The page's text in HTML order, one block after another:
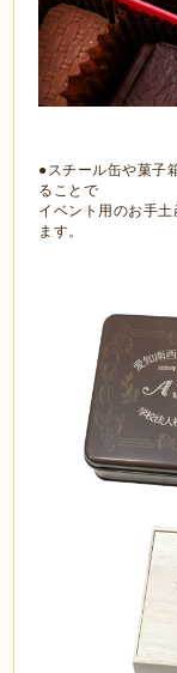
●スチール缶や菓子
ることで
イベント用のお手
ます。